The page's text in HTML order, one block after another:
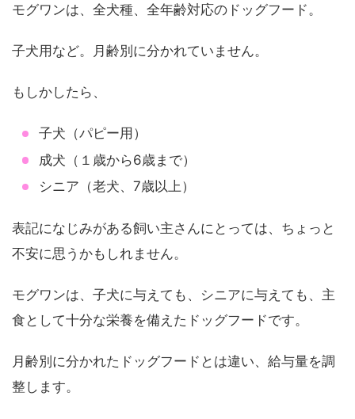
モグワンは、全犬種、全年齢対応のドッグフード。
子犬用など。月齢別に分かれていません。
もしかしたら、
子犬（パピー用）
成犬（１歳から6歳まで）
シニア（老犬、7歳以上）
表記になじみがある飼い主さんにとっては、ちょっと
不安に思うかもしれません。
モグワンは、子犬に与えても、シニアに与えても、主
食として十分な栄養を備えたドッグフードです。
月齢別に分かれたドッグフードとは違い、給与量を調
整します。